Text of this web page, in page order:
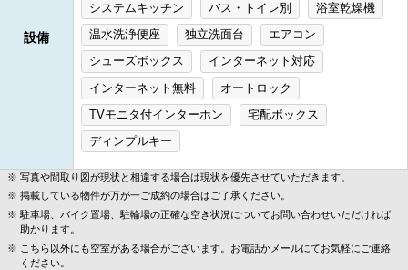
設備
システムキッチン
バス・トイレ別
浴室乾燥機
温水洗浄便座
独立洗面台
エアコン
シューズボックス
インターネット対応
インターネット無料
オートロック
TVモニタ付インターホン
宅配ボックス
ディンプルキー
写真や間取り図が現状と相違する場合は現状を優先させていただきます。
掲載している物件が万が一ご成約の場合はご了承ください。
駐車場、バイク置場、駐輪場の正確な空き状況についてお問い合わせいただければ
助かります。
こちら以外にも空室がある場合がございます。お電話かメールにてお気軽にご連絡
ください。